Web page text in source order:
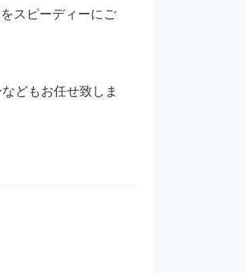
スピーディーにご
どもお任せ致しま